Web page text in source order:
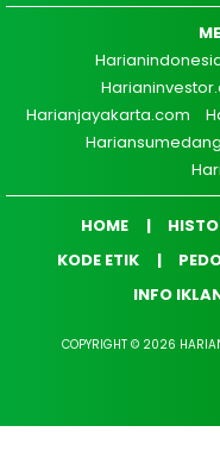
Harianjayakarta.com
HOME
KODE ETIK
INFO
COPYRIGHT © 2026